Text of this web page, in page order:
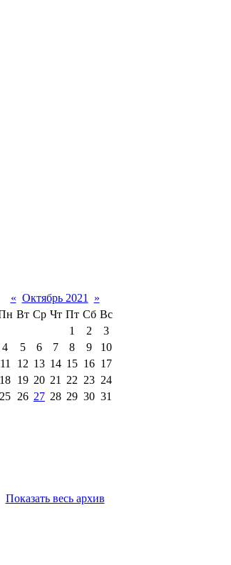
« Октябрь 2021
»
Вт Ср Чт Пт Сб Вс
1
2
3
4
5 6 7 8 9
10
11
12 13 14 15 16 17
18 19 20 21 22 23 24
25 26 27 28 29 30 31
Показать весь архив